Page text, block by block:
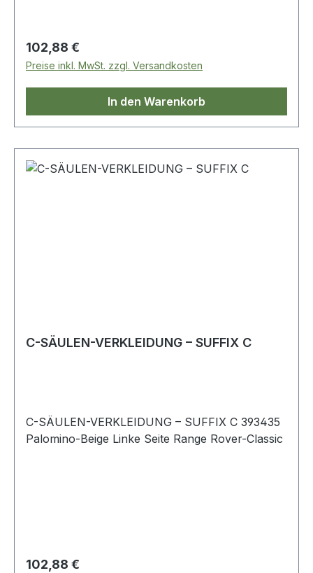
Regulärer Preis:
102,88 €
Preise inkl. MwSt. zzgl. Versandkosten
In den Warenkorb
C-SÄULEN-VERKLEIDUNG – SUFFIX C
C-SÄULEN-VERKLEIDUNG – SUFFIX C 393435
Palomino-Beige Linke Seite Range Rover-Classic
Regulärer Preis:
102,88 €